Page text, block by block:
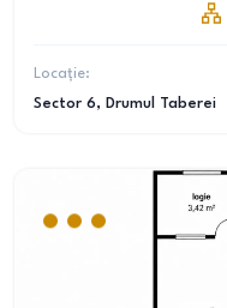
Locație:
Sector 6, Drumul Taberei